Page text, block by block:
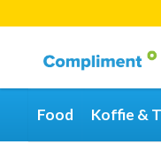
Merken
Food Koffie &